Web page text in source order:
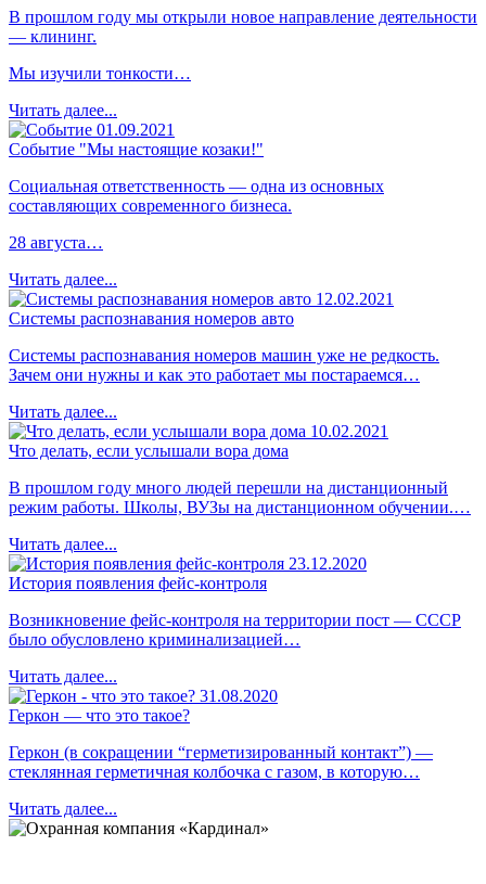
В прошлом году мы открыли новое направление деятельности
— клининг.
Мы изучили тонкости…
Читать далее...
01.09.2021
Событие "Мы настоящие козаки!"
Социальная ответственность — одна из основных
составляющих современного бизнеса.
28 августа…
Читать далее...
12.02.2021
Системы распознавания номеров авто
Системы распознавания номеров машин уже не редкость.
Зачем они нужны и как это работает мы постараемся…
Читать далее...
10.02.2021
Что делать, если услышали вора дома
В прошлом году много людей перешли на дистанционный
режим работы. Школы, ВУЗы на дистанционном обучении.…
Читать далее...
23.12.2020
История появления фейс-контроля
Возникновение фейс-контроля на территории пост — СССР
было обусловлено криминализацией…
Читать далее...
31.08.2020
Геркон — что это такое?
Геркон (в сокращении “герметизированный контакт”) —
стеклянная герметичная колбочка с газом, в которую…
Читать далее...